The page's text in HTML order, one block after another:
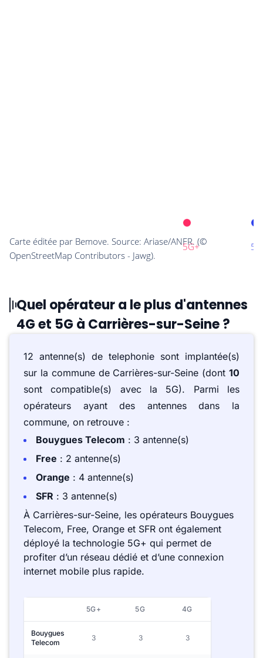
Quel opérateur a le plus d'antennes
4G et 5G à Carrières-sur-Seine ?
12 antenne(s) de telephonie sont implantée(s)
sur la commune de Carrières-sur-Seine (dont 10
sont compatible(s) avec la 5G). Parmi les
opérateurs ayant des antennes dans la
commune, on retrouve :
Bouygues Telecom : 3 antenne(s)
Free : 2 antenne(s)
Orange : 4 antenne(s)
SFR : 3 antenne(s)
À Carrières-sur-Seine, les opérateurs Bouygues
Telecom, Free, Orange et SFR ont également
déployé la technologie 5G+ qui permet de
profiter d’un réseau dédié et d’une connexion
internet mobile plus rapide.
5G+ 5G 4G
Bouygues
Telecom
3 3 3